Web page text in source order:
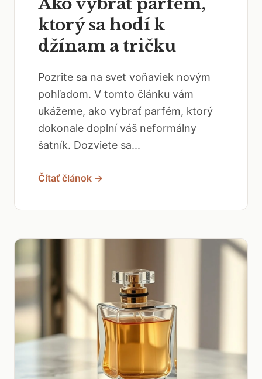
ktorý sa hodí k
džínam a tričku
Pozrite sa na svet voňaviek novým
pohľadom. V tomto článku vám
ukážeme, ako vybrať parfém, ktorý
dokonale doplní váš neformálny
šatník. Dozviete sa...
Čítať článok →